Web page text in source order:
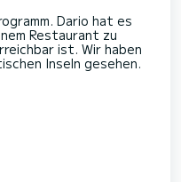
Dario hat es
Restaurant zu
ist. Wir haben
Inseln gesehen.